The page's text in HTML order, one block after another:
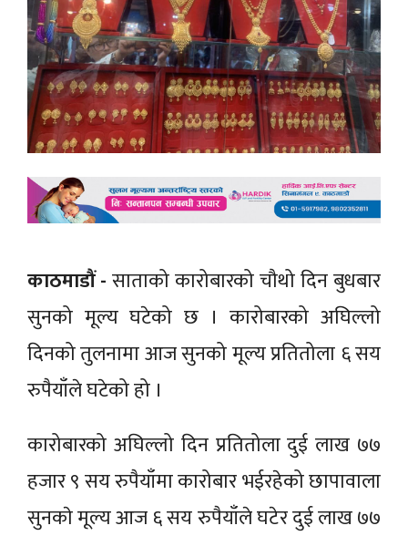
काठमाडौं -साताको कारोबारको चौथो दिन बुधबार
सुनको मूल्य घटेको छ । कारोबारको अघिल्लो
दिनको तुलनामा आज सुनको मूल्य प्रतितोला ६ सय
रुपैयाँले घटेको हो ।
कारोबारको अघिल्लो दिन प्रतितोला दुई लाख ७७
हजार ९ सय रुपैयाँमा कारोबार भईरहेको छापावाला
सुनकाे मूल्य आज ६ सय रुपैयाँले घटेर दुई लाख ७७